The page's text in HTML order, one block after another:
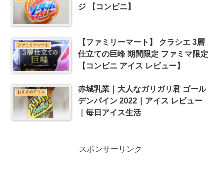
ジ 【コンビニ】
ファミリーマート
【ファミリーマート】 クラシエ 3層
仕立ての巨峰 期間限定 ファミマ限定
【コンビニ アイス レビュー】
おすすめアイス
赤城乳業｜大人なガリガリ君 ゴール
デンパイン 2022｜アイス レビュー
｜毎日アイス生活
スポンサーリンク